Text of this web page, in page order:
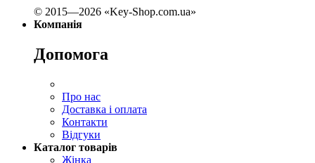
© 2015—2026 «Key-Shop.com.ua»
Компанія
Допомога
Про нас
Доставка і оплата
Контакти
Відгуки
Каталог товарів
Жінка